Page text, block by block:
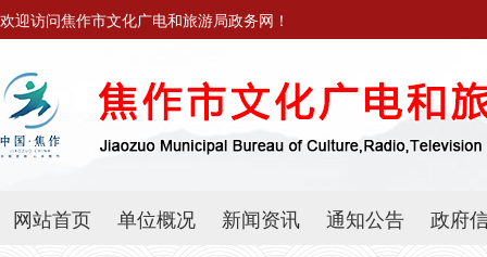
欢迎访问焦作市文化广电和旅游局政务网！
网站首页 单位概况 新闻资讯 通知公告
政府